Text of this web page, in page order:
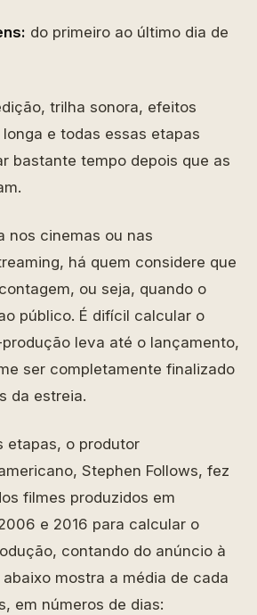
do primeiro ao último dia de
trilha sonora, efeitos
e todas essas etapas
bastante tempo depois que as
nos cinemas ou nas
há quem considere que
ou seja, quando o
público. É difícil calcular o
leva até o lançamento,
ser completamente finalizado
da estreia.
etapas, o produtor
Stephen Follows, fez
filmes produzidos em
e 2016 para calcular o
contando do anúncio à
mostra a média de cada
em números de dias: